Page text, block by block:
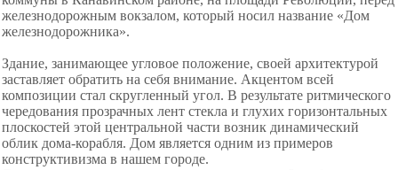
железнодорожным вокзалом, который носил название «Дом
железнодорожника».
Здание, занимающее угловое положение, своей архитектурой
заставляет обратить на себя внимание. Акцентом всей
композиции стал скругленный угол. В результате ритмического
чередования прозрачных лент стекла и глухих горизонтальных
плоскостей этой центральной части возник динамический
облик дома-корабля. Дом является одним из примеров
конструктивизма в нашем городе.